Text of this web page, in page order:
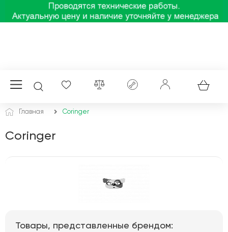
Главная Coringer
Coringer
Товары, представленные брендом: